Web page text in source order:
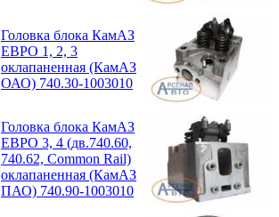
Головка блока КамАЗ
ЕВРО 1, 2, 3
оклапаненная (КамАЗ
ОАО) 740.30-1003010
Головка блока КамАЗ
ЕВРО 3, 4 (дв.740.60,
740.62, Common Rail)
оклапаненная (КамАЗ
ПАО) 740.90-1003010